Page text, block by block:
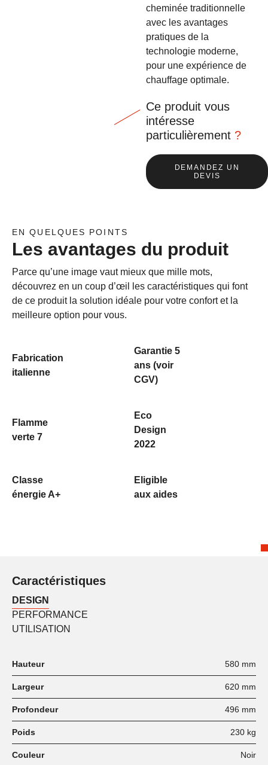
cheminée traditionnelle
avec les avantages
pratiques de la
technologie moderne,
pour une expérience de
chauffage optimale.
Ce produit vous
intéresse
particulièrement ?
DEMANDEZ UN
DEVIS
EN QUELQUES POINTS
Les avantages du produit
Parce qu’une image vaut mieux que mille mots,
découvrez en un coup d’œil les caractéristiques qui font
de ce produit la solution idéale pour votre confort et la
meilleure option pour vous.
Fabrication
italienne
Garantie 5
ans (voir
CGV)
Flamme
verte 7
Eco
Design
2022
Classe
énergie A+
Eligible
aux aides
Caractéristiques
DESIGN
PERFORMANCE
UTILISATION
Hauteur 580 mm
Largeur 620 mm
Profondeur 496 mm
Poids 230 kg
Couleur Noir